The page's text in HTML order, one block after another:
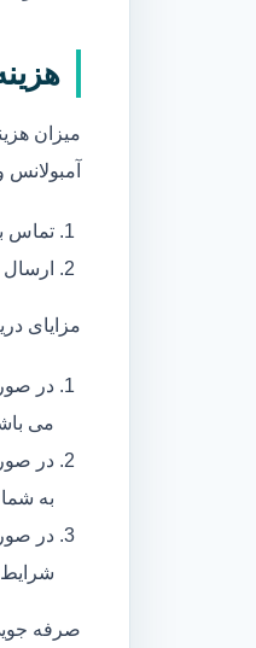
میزان
تماس
مزایای
در
می
در
به
در
صرفه